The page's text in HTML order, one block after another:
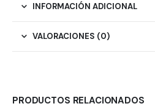
INFORMACIÓN ADICIONAL
VALORACIONES (0)
PRODUCTOS RELACIONADOS